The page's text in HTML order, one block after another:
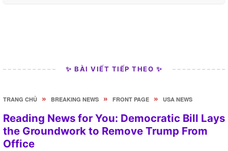
✨ BÀI VIẾT TIẾP THEO ✨
TRANG CHỦ » BREAKING NEWS » FRONT PAGE » USA NEWS
Reading News for You: Democratic Bill Lays
the Groundwork to Remove Trump From
Office